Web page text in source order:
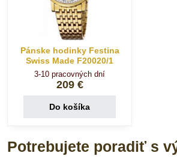
Pánske hodinky Festina
Swiss Made F20020/1
3-10 pracovných dní
209 €
Do košíka
Potrebujete poradiť s